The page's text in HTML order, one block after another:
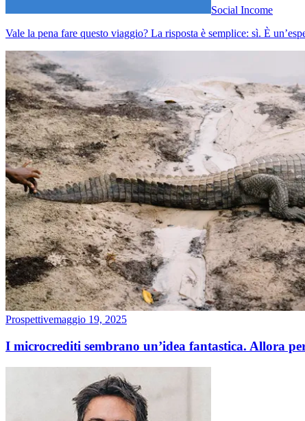
Social Income
Vale la pena fare questo viaggio? La risposta è semplice: sì. È
Prospettivemaggio 19, 2025
I microcrediti sembrano un’idea fantastica. Allora